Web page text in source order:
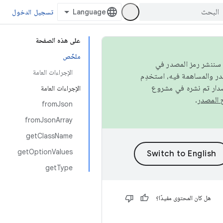
تسجيل الدخول
على هذه الصفحة
ملخّص
الإجراءات العامة
الإجراءات العامة
fromJson
fromJsonArray
getClassName
getOptionValues
getType
سننشر رمز المصدر في
تم نشره في مشروع
.
هل كان المحتوى مفيدًا؟